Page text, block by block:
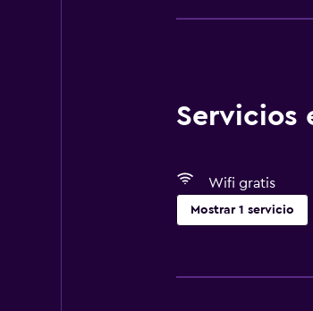
Servicios
Wifi gratis
Mostrar 1 servicio
Wifi gratis